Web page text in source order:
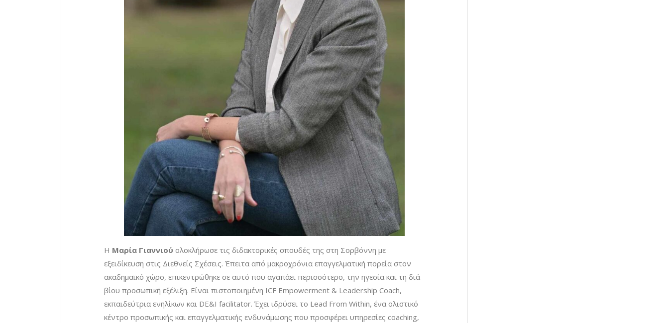
Η Μαρία Γιαννιού ολοκλήρωσε τις διδακτορικές σπουδές της στη Σορβόννη με
εξειδίκευση στις Διεθνείς Σχέσεις. Έπειτα από μακροχρόνια επαγγελματική πορεία στον
ακαδημαϊκό χώρο, επικεντρώθηκε σε αυτό που αγαπάει περισσότερο, την ηγεσία και τη διά
βίου προσωπική εξέλιξη. Είναι πιστοποιημένη ICF Empowerment & Leadership Coach,
εκπαιδεύτρια ενηλίκων και DE&I facilitator. Έχει ιδρύσει το Lead From Within, ένα ολιστικό
κέντρο προσωπικής και επαγγελματικής ενδυνάμωσης που προσφέρει υπηρεσίες coaching,